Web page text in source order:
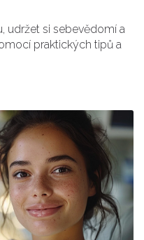
udržet si sebevědomí a
praktických tipů a